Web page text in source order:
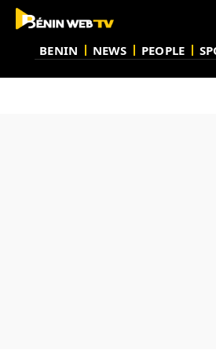
BENIN NEWS PEOPLE